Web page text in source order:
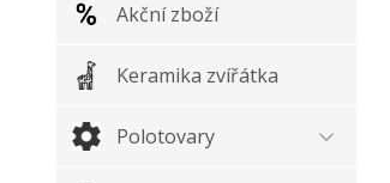
Akční zboží
Keramika zvířátka
Polotovary